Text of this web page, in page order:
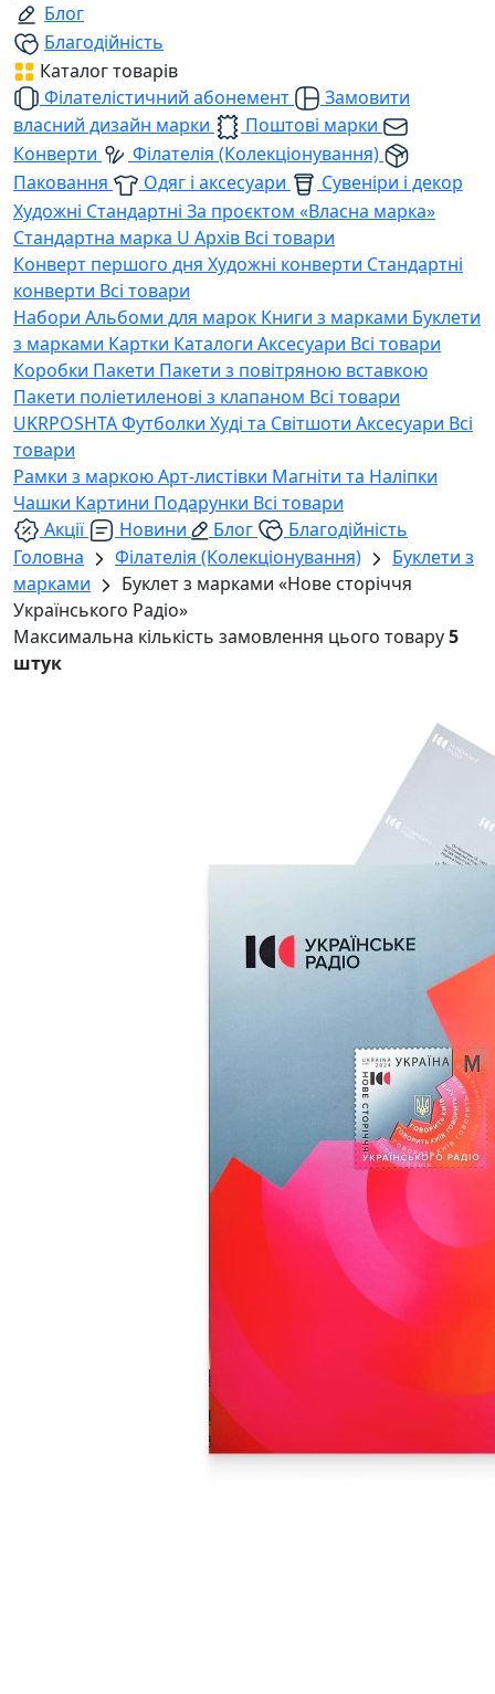
Блог
Благодійність
Каталог товарів
Філателістичний абонемент
Замовити
власний дизайн марки
Поштові марки
Конверти
Філателія (Колекціонування)
Паковання
Одяг і аксесуари
Сувеніри і декор
Художні Стандартні За проєктом «Власна марка»
Стандартна марка U Архів Всі товари
Конверт першого дня Художні конверти Стандартні
конверти Всі товари
Набори Альбоми для марок Книги з марками Буклети
з марками Картки Каталоги Аксесуари Всі товари
Коробки Пакети Пакети з повітряною вставкою
Пакети поліетиленові з клапаном Всі товари
UKRPOSHTAФутболки Худі та Світшоти Аксесуари Всі
товари
Рамки з маркоюАрт-листівки Магніти та Наліпки
Чашки Картини Подарунки Всі товари
Акції
Новини Блог
Благодійність
Головна
Філателія (Колекціонування)
Буклети з
марками
Буклет з марками «Нове сторіччя
Українського Радіо»
Максимальна кількість замовлення цього товару5
штук